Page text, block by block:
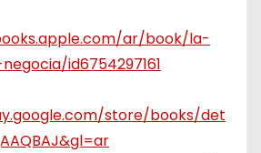
ar/book/la-
id6754297161
store/books/det